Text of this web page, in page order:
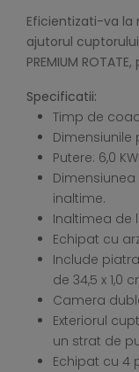
Eficientizati-va la
ajutorul
PREMIUM
Specificatii:
Timp de
Dimensiunile
Putere: 6,0 KW.
inaltime.
Inaltimea de
Echipat cu
Include
de 34,5 x 1,0
Camera
Exteriorul
un strat de
Echipat cu 4